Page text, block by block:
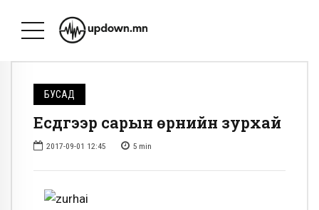
БУСАД
Есдүгээр сарын өрнийн зурхай
2017-09-01 12:45 5 min